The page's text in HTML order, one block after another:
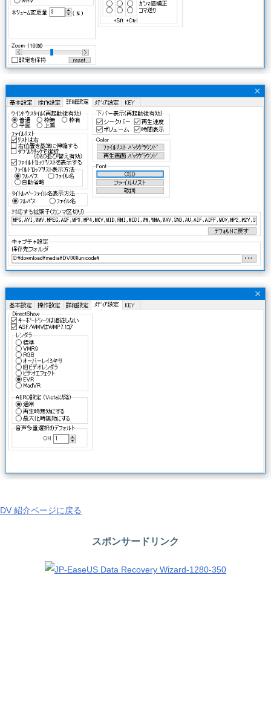
DV 紹介ページに戻る
スポンサードリンク